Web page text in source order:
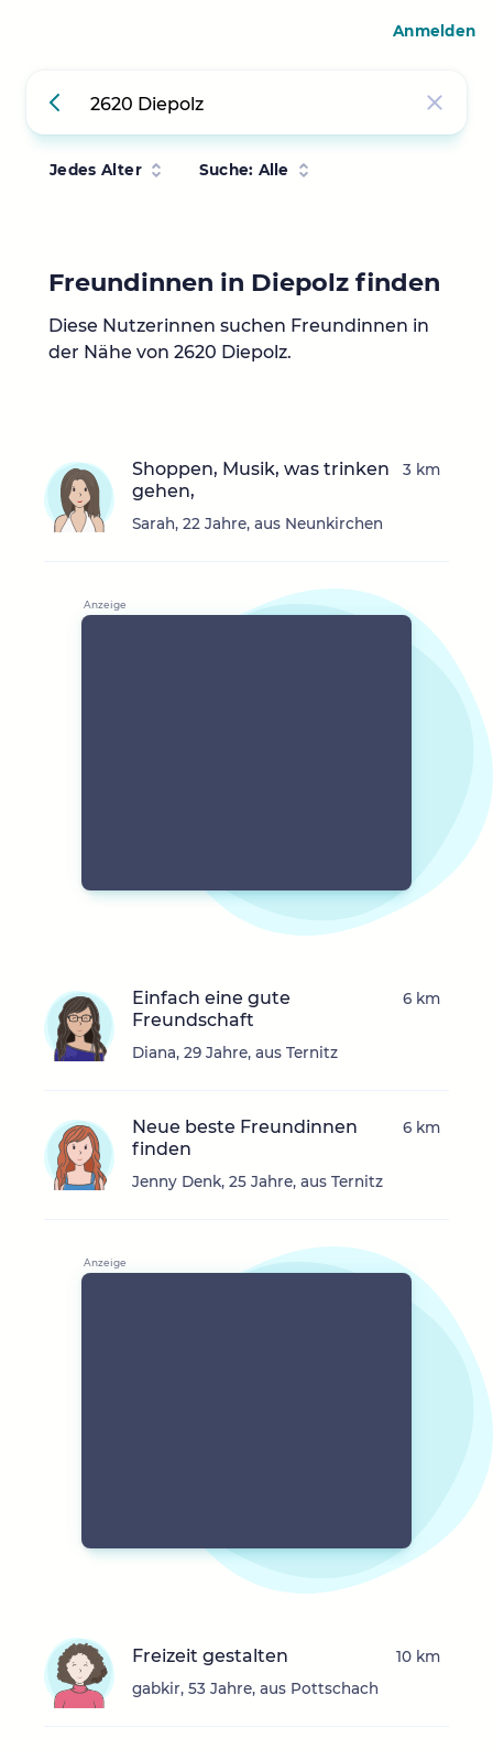
Jedes Alter Suche: Alle
Freundinnen in Diepolz finden
Diese Nutzerinnen suchen Freundinnen in
der Nähe von 2620 Diepolz.
Shoppen, Musik, was trinken
gehen,
Sarah, 22 Jahre, aus Neunkirchen
3 km
Einfach eine gute
Freundschaft
Diana, 29 Jahre, aus Ternitz
6 km
Neue beste Freundinnen
finden
Jenny Denk, 25 Jahre, aus Ternitz
6 km
Freizeit gestalten
gabkir, 53 Jahre, aus Pottschach
10 km
Anmelden